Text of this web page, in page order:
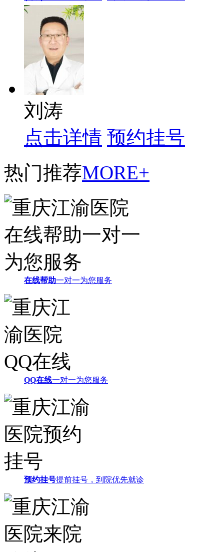
刘涛
点击详情 预约挂号
热门推荐MORE+
在线帮助一对一为您服务
QQ在线一对一为您服务
预约挂号提前挂号，到院优先就诊